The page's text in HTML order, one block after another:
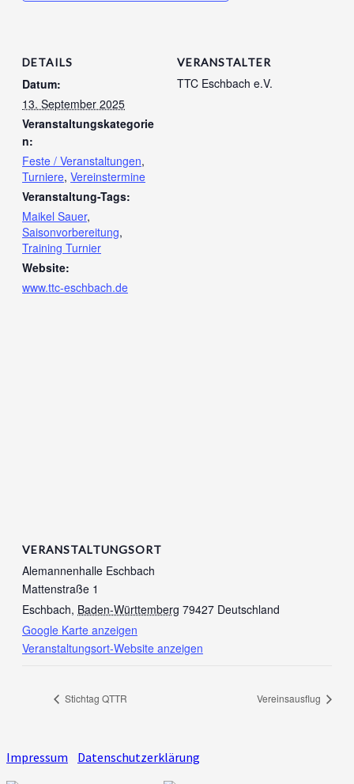
DETAILS
Datum:
13. September 2025
Veranstaltungskategorie
n:
Feste / Veranstaltungen,
Turniere, Vereinstermine
Veranstaltung-Tags:
Maikel Sauer,
Saisonvorbereitung,
Training Turnier
Website:
www.ttc-eschbach.de
VERANSTALTER
TTC Eschbach e.V.
VERANSTALTUNGSORT
Alemannenhalle Eschbach
Mattenstraße 1
Eschbach, Baden-Württemberg 79427 Deutschland
Google Karte anzeigen
Veranstaltungsort-Website anzeigen
Stichtag QTTR Vereinsausflug
Impressum Datenschutzerklärung